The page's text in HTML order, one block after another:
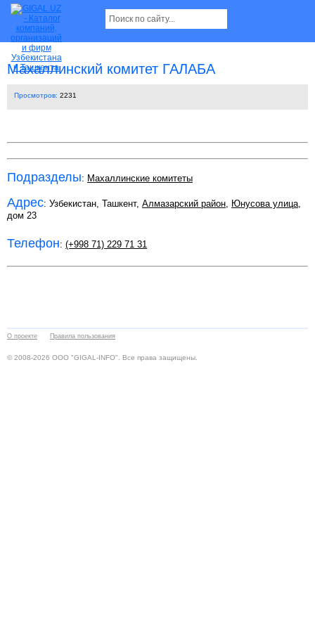
Махаллинский комитет ГАЛАБА
Просмотров: 2231
Подразделы: Махаллинские комитеты
Адрес: Узбекистан, Ташкент, Алмазарский район, Юнусова улица,
дом 23
Телефон: (+998 71) 229 71 31
О проекте Правила пользования
© 2008-2026 ООО "GIGAL-INFO". Все права защищены.